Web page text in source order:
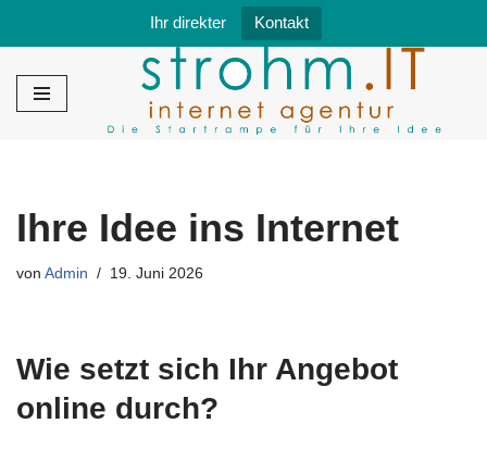
Ihr direkter Kontakt
Zum
Ihre Idee ins Internet
von Admin 19. Juni 2026
Wie setzt sich Ihr Angebot
online durch?